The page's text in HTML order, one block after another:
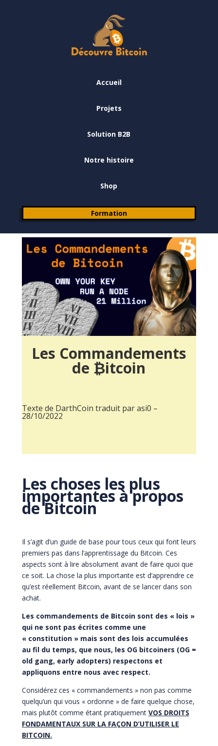
Accueil
Projets
Solution B2B
Notre histoire
Shop
Formation
Les Commandements
de ₿itcoin
Texte de DarthCoin traduit par asi0 –
28/10/2022
Les choses les plus
importantes à propos
de Bitcoin
Il s’agit d’un guide de base pour tous ceux qui font leurs
premiers pas dans l’apprentissage du Bitcoin. Ces
aspects sont à lire absolument avant de faire quoi que
ce soit. La chose la plus importante est d’apprendre ce
qu’est réellement Bitcoin, avant de se lancer dans son
achat.
Les commandements de Bitcoin sont des « lois »
qui ne sont pas écrites comme une
« constitution » mais sont des lois accumulées
au fil du temps, que nous, les OG bitcoiners (OG =
old gang, early adopters) respectons et
appliquons entre nous avec respect.
Considérez ces « commandements » non pas comme
quelqu’un qui vous « ordonne » de faire quelque chose,
mais plutôt comme étant pratiquement VOS DROITS
FONDAMENTAUX SUR LA FAÇON D’UTILISER LE
BITCOIN.